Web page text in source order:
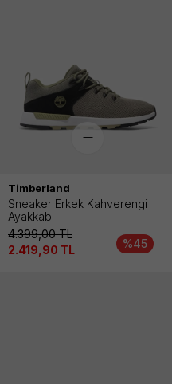
Timberland
Sneaker Erkek Kahverengi
Ayakkabı
4.399,00TL
2.419,90 TL %45